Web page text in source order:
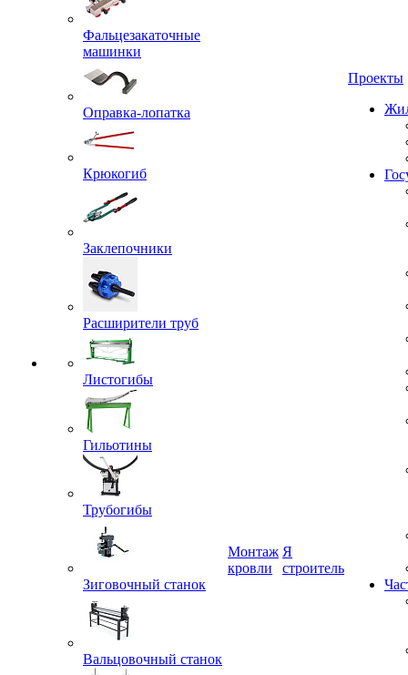
Фальцезакаточные
машинки
Оправка-лопатка
Крюкогиб
Заклепочники
Расширители труб
Листогибы
Гильотины
Трубогибы
Зиговочный станок
Вальцовочный станок
Монтаж
Я